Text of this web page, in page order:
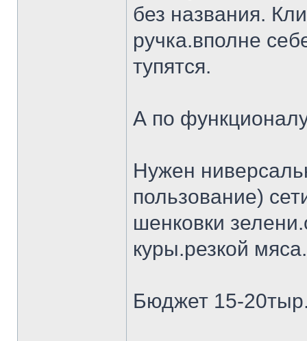
без названия.
ручка.вполне
тупятся.
А по
Нужен
пользование)
шенковки
куры.резкой
Бюджет 15-